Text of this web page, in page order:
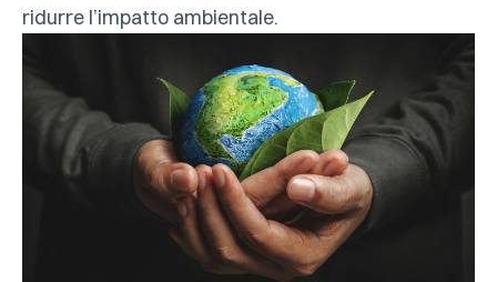
ridurre l’impatto ambientale.